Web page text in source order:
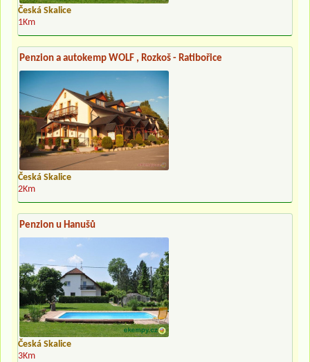
Česká Skalice
1Km
Penzion a autokemp WOLF , Rozkoš - Ratibořice
Česká Skalice
2Km
Penzion u Hanušů
Česká Skalice
3Km